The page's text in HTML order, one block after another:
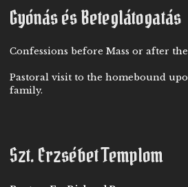
Gyónás és Beteglátogatás
Confessions before Mass or after the
Pastoral visit to the homebound
family.
Szt. Erzsébet Templom